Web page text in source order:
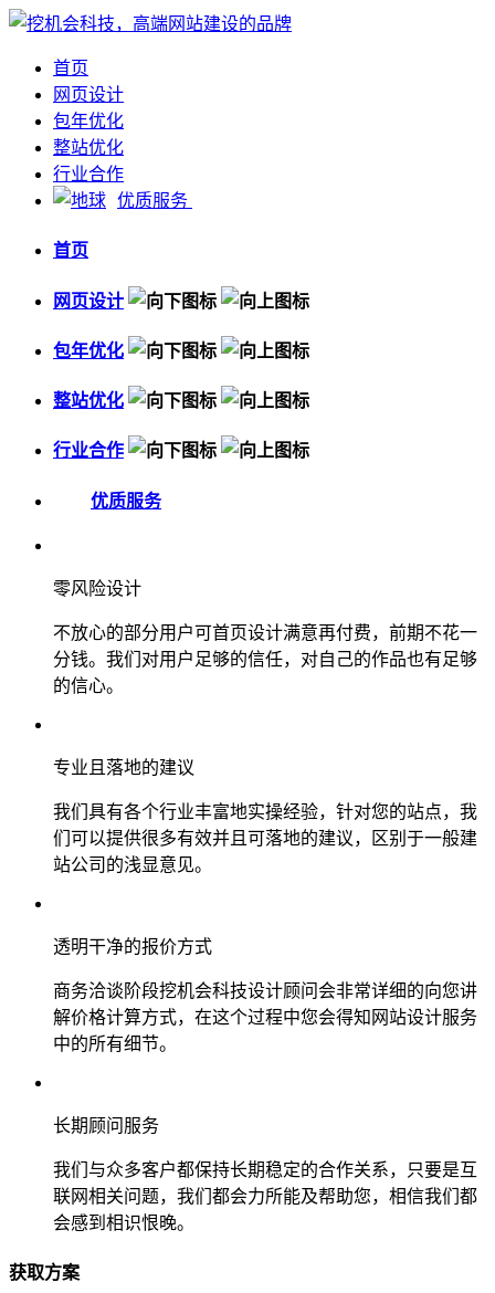
首页
网页设计
包年优化
整站优化
行业合作
优质服务
首页
网页设计
包年优化
整站优化
行业合作
优质服务
零风险设计
不放心的部分用户可首页设计满意再付费，前期不花一
分钱。我们对用户足够的信任，对自己的作品也有足够
的信心。
专业且落地的建议
我们具有各个行业丰富地实操经验，针对您的站点，我
们可以提供很多有效并且可落地的建议，区别于一般建
站公司的浅显意见。
透明干净的报价方式
商务洽谈阶段挖机会科技设计顾问会非常详细的向您讲
解价格计算方式，在这个过程中您会得知网站设计服务
中的所有细节。
长期顾问服务
我们与众多客户都保持长期稳定的合作关系，只要是互
联网相关问题，我们都会力所能及帮助您，相信我们都
会感到相识恨晚。
获取方案